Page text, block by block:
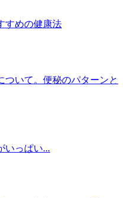
すめの健康法
ついて。便秘のパターンと
いっぱい...